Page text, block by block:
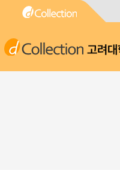
고려